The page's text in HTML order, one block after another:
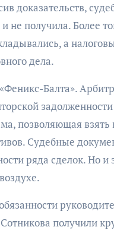
доказательств,
не получила. Более
а
дела.
Балта».
позволяющая взять
Судебные
ряда сделок. Но и
получили